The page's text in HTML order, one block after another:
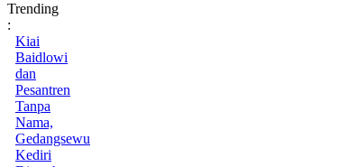
Trending
:
Kiai
Baidlowi
dan
Pesantren
Tanpa
Nama,
Gedangsewu
Kediri